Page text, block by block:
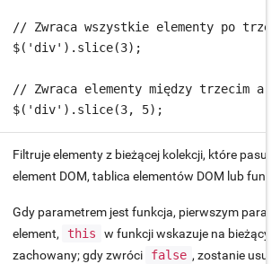
// Zwraca wszystkie elementy po
$('div').slice(3);
// Zwraca elementy między trzecim
$('div').slice(3, 5);
Filtruje elementy z bieżącej kolekcji, które
element DOM, tablica elementów DOM lub
Gdy parametrem jest funkcja, pierwszym
element,
this
w funkcji wskazuje na bieżący
zachowany; gdy zwróci
false , zostanie